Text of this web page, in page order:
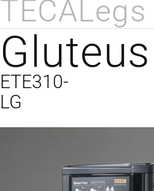
TECA
ETE310-
LG